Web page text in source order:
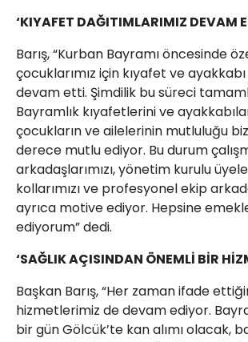
‘KIYAFET DAĞITIMLARIMIZ DEVAM
Barış, “Kurban Bayramı öncesinde
çocuklarımız için kıyafet ve ayakkabı
devam etti. Şimdilik bu süreci
Bayramlık kıyafetlerini ve
çocukların ve ailelerinin mutluluğu
derece mutlu ediyor. Bu durum
arkadaşlarımızı, yönetim kurulu
kollarımızı ve profesyonel ekip
ayrıca motive ediyor. Hepsine
ediyorum” dedi.
‘SAĞLIK AÇISINDAN ÖNEMLİ BİR
Başkan Barış, “Her zaman ifade
hizmetlerimiz de devam ediyor.
bir gün Gölcük’te kan alımı olacak,